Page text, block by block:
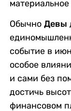
Обычно Девы
событие в
особое
и сами без
достичь
финансовом